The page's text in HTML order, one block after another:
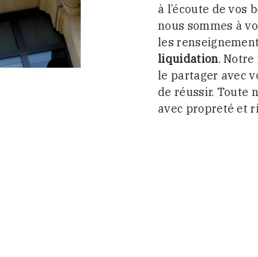
à l’écoute de vos
nous sommes à
les
liquidation.
le partager avec
de réussir. Toute
avec propreté et